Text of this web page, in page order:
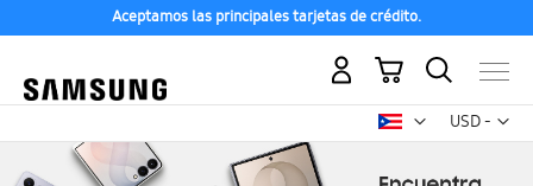
Aceptamos las principales tarjetas de crédito.
USD -
dólar
Mi carrito